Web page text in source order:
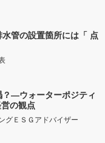
管の設置箇所には「 点
―ウォーターポジティ
の観点
グＥＳＧアドバイザー